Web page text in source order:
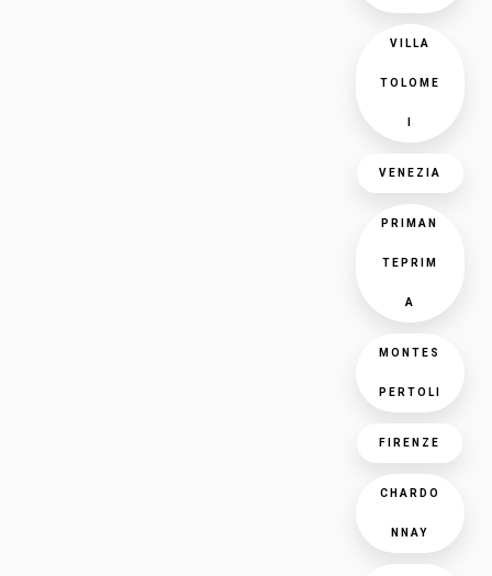
VILLA
TOLOME
VENEZIA
PRIMAN
TEPRIM
A
MONTES
PERTOLI
FIRENZE
CHARDO
NNAY